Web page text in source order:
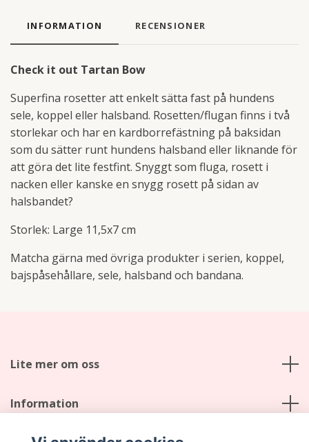
INFORMATION RECENSIONER
Check it out Tartan Bow
Superfina rosetter att enkelt sätta fast på hundens
sele, koppel eller halsband. Rosetten/flugan finns i två
storlekar och har en kardborrefästning på baksidan
som du sätter runt hundens halsband eller liknande för
att göra det lite festfint. Snyggt som fluga, rosett i
nacken eller kanske en snygg rosett på sidan av
halsbandet?
Storlek: Large 11,5x7 cm
Matcha gärna med övriga produkter i serien, koppel,
bajspåsehållare, sele, halsband och bandana.
Lite mer om oss
Information